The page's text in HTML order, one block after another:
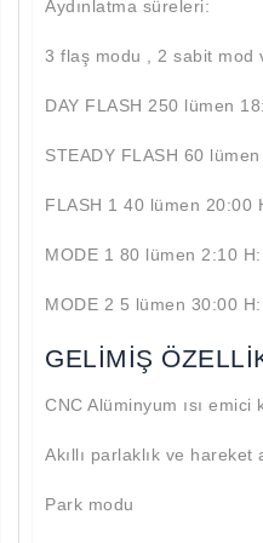
Aydınlatma süreleri:
3 flaş modu , 2 sabit mod
DAY FLASH 250 lümen
STEADY FLASH 60
FLASH 1 40 lümen 20:00
MODE 1 80 lümen 2:10
MODE 2 5 lümen 30:00
GELİMİŞ
CNC Alüminyum ısı emici
Akıllı parlaklık ve hareket
Park modu